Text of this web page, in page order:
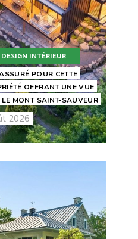
INTÉRIEUR
POUR CETTE
OFFRANT UNE VUE
LE MONT SAINT-SAUVEUR
2026